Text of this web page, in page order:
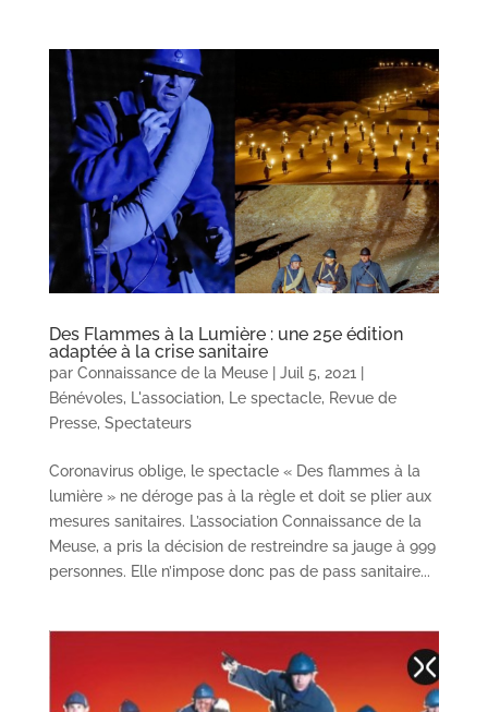
Des Flammes à la Lumière : une 25e édition
adaptée à la crise sanitaire
par Connaissance de la Meuse| Juil 5, 2021
Bénévoles, L'association, Le spectacle, Revue de
Presse, Spectateurs
Coronavirus oblige, le spectacle « Des flammes à la
lumière » ne déroge pas à la règle et doit se plier aux
mesures sanitaires. L’association Connaissance de la
Meuse, a pris la décision de restreindre sa jauge à 999
personnes. Elle n’impose donc pas de pass sanitaire...